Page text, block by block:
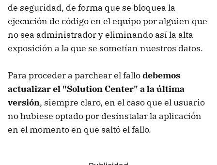
de seguridad, de forma que se bloquea la
ejecución de código en el equipo por alguien que
no sea administrador y eliminando así la alta
exposición a la que se sometían nuestros datos.
Para proceder a parchear el fallodebemos
actualizar el "Solution Center" a la última
versión, siempre claro, en el caso que el usuario
no hubiese optado por desinstalar la aplicación
en el momento en que saltó el fallo.